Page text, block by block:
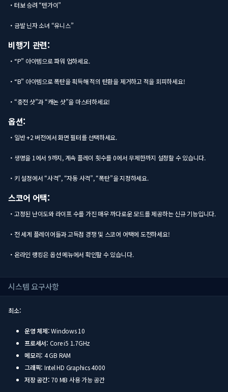
・터보 승려 “텐가이”
・금발 닌자 소녀 “유니스”
비행기 관련:
・“P” 아이템으로 파워 업하세요.
・“B” 아이템으로 폭탄을 획득해 적의 탄환을 제거하고 적을 회피하세요!
・“충전 샷”과 “캐논 샷”을 마스터하세요!
옵션:
・일반 +2 버전에서 화면 필터를 선택하세요.
・생명을 1에서 9까지, 계속 플레이 횟수를 0에서 무제한까지 설정할 수 있습니다.
・키 설정에서 “사격”, “자동 사격”, “폭탄”을 지정하세요.
스코어 어택:
・고정된 난이도와 라이프 수를 가진 매우 까다로운 모드를 제공하는 신규 기능입니다.
・전 세계 플레이어들과 고득점 경쟁 및 스코어 어택에 도전하세요!
・온라인 랭킹은 옵션 메뉴에서 확인할 수 있습니다.
시스템 요구사항
최소:
운영 체제:Windows 10
프로세서: Core i5 1.7GHz
메모리: 4 GB RAM
그래픽: Intel HD Graphics 4000
저장 공간: 70 MB 사용 가능 공간